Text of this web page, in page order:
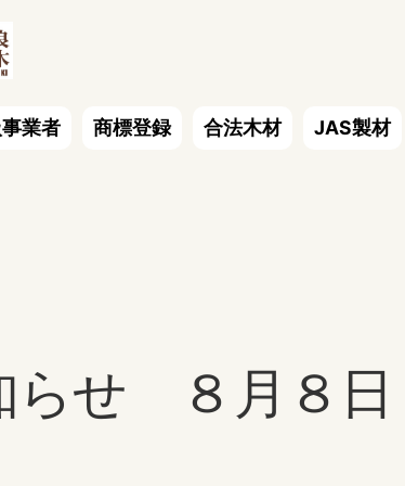
業者 商標登録 合法木材 JAS製材
らせ ８月８日